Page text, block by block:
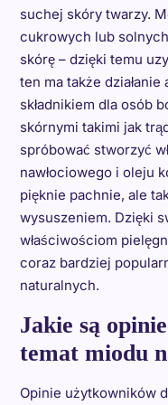
suchej skóry twarzy.
cukrowych lub
skórę – dzięki temu
ten ma także
składnikiem dla osób
skórnymi takimi jak
spróbować stworzyć
nawłociowego i oleju
pięknie pachnie, ale
wysuszeniem. Dzięki
właściwościom
coraz bardziej
naturalnych.
Jakie są
temat miodu
Opinie użytkowników